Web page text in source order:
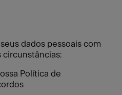
dados pessoais com
Política de